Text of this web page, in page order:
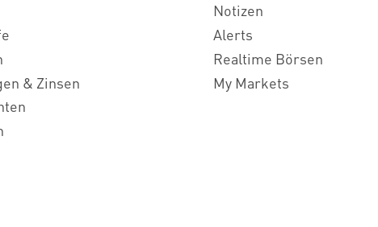
& Zinsen
Notizen
Alerts
Realtime Börsen
My Markets